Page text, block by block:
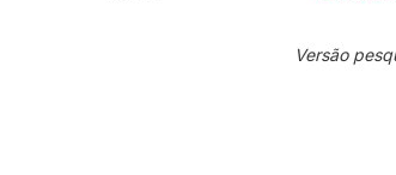
Versão